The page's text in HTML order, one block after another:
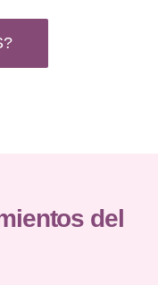
del